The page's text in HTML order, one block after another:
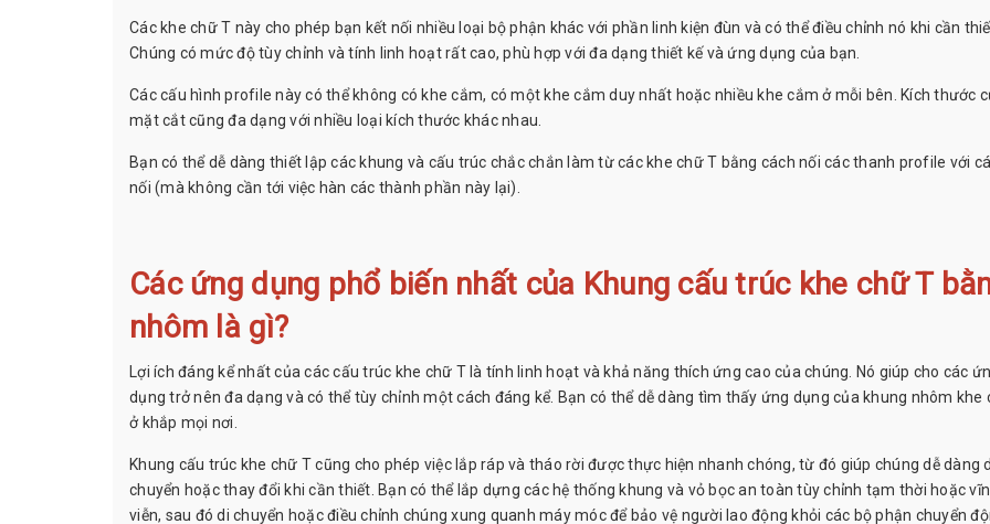
Các khe chữ T này cho phép bạn kết nối nhiều loại bộ phận khác với phần linh kiện đùn và có thể điều chỉnh nó khi cần
Chúng có mức độ tùy chỉnh và tính linh hoạt rất cao, phù hợp với đa dạng thiết kế và ứng dụng của bạn.
Các cấu hình profile này có thể không có khe cắm, có một khe cắm duy nhất hoặc nhiều khe cắm ở mỗi bên. Kích thước
mặt cắt cũng đa dạng với nhiều loại kích thước khác nhau.
Bạn có thể dễ dàng thiết lập các khung và cấu trúc chắc chắn làm từ các khe chữ T bằng cách nối các thanh profile với
nối (mà không cần tới việc hàn các thành phần này lại).
Các ứng dụng phổ biến nhất của Khung cấu trúc khe chữ T
nhôm là gì?
Lợi ích đáng kể nhất của các cấu trúc khe chữ T là tính linh hoạt và khả năng thích ứng cao của chúng. Nó giúp cho các
dụng trở nên đa dạng và có thể tùy chỉnh một cách đáng kể. Bạn có thể dễ dàng tìm thấy ứng dụng của khung nhôm khe
ở khắp mọi nơi.
Khung cấu trúc khe chữ T cũng cho phép việc lắp ráp và tháo rời được thực hiện nhanh chóng, từ đó giúp chúng dễ dàng
chuyển hoặc thay đổi khi cần thiết. Bạn có thể lắp dựng các hệ thống khung và vỏ bọc an toàn tùy chỉnh tạm thời hoặc
viễn, sau đó di chuyển hoặc điều chỉnh chúng xung quanh máy móc để bảo vệ người lao động khỏi các bộ phận chuyển